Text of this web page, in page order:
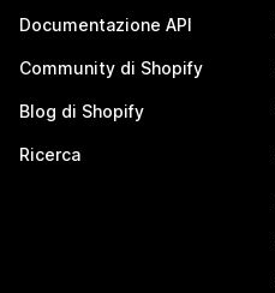
Documentazione API
Community di Shopify
Blog di Shopify
Ricerca